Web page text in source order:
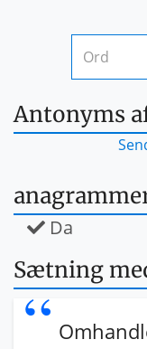
Antonyms
Da
Sætning